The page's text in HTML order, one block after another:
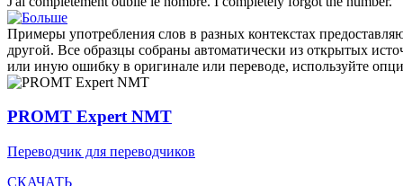
Примеры употребления слов в разных контекстах
другой. Все образцы собраны автоматически из открытых
или иную ошибку в оригинале или переводе, используйте
PROMT Expert NMT
Переводчик для переводчиков
СКАЧАТЬ